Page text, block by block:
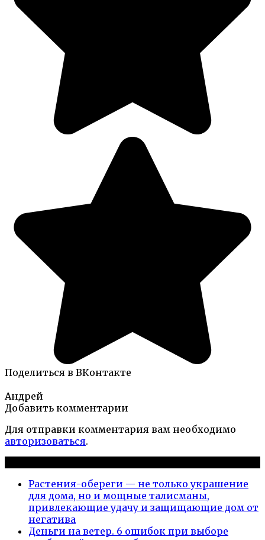
Поделиться в ВКонтакте
Андрей
Добавить комментарии
Для отправки комментария вам необходимо
авторизоваться.
Растения-обереги — не только украшение
для дома, но и мощные талисманы,
привлекающие удачу и защищающие дом от
негатива
Деньги на ветер. 6 ошибок при выборе